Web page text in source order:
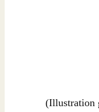
(Illustration